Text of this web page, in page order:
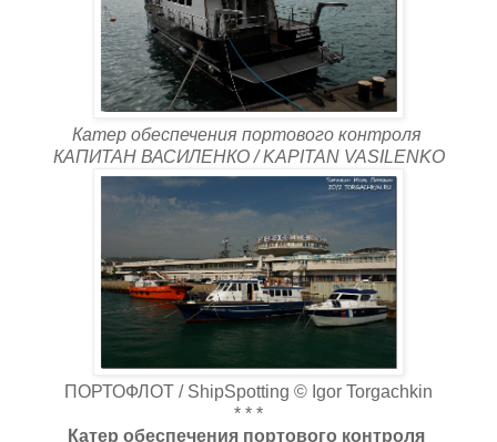
Катер обеспечения портового контроля
КАПИТАН ВАСИЛЕНКО / KAPITAN VASILENKO
ПОРТОФЛОТ / ShipSpotting © Igor Torgachkin
* * *
Катер обеспечения портового контроля